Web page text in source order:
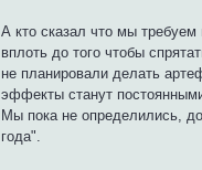
А кто сказал что мы
вплоть до того чтобы
не планировали делать
эффекты станут
Мы пока не определились,
года".